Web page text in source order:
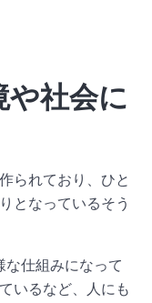
社会に
られており、ひと
となっているそう
な仕組みになって
いるなど、人にも